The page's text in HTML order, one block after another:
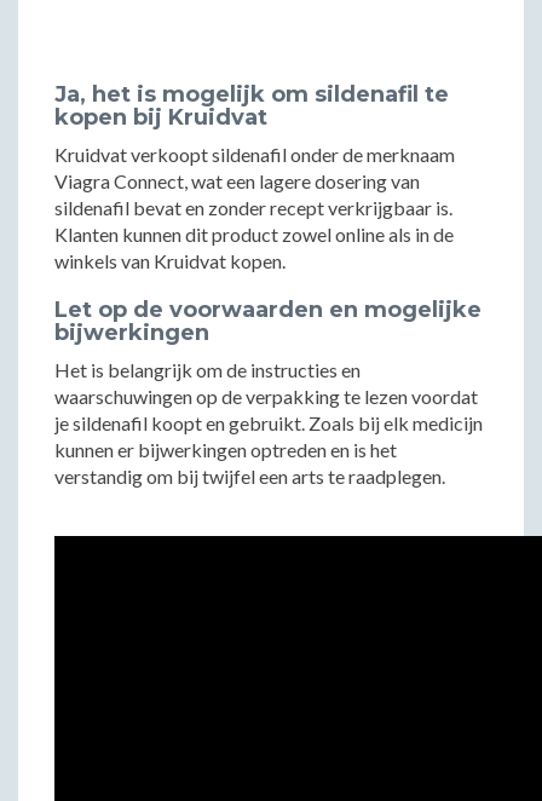
Ja, het is mogelijk om sildenafil te
kopen bij Kruidvat
Kruidvat verkoopt sildenafil onder de merknaam
Viagra Connect, wat een lagere dosering van
sildenafil bevat en zonder recept verkrijgbaar is.
Klanten kunnen dit product zowel online als in de
winkels van Kruidvat kopen.
Let op de voorwaarden en mogelijke
bijwerkingen
Het is belangrijk om de instructies en
waarschuwingen op de verpakking te lezen voordat
je sildenafil koopt en gebruikt. Zoals bij elk medicijn
kunnen er bijwerkingen optreden en is het
verstandig om bij twijfel een arts te raadplegen.